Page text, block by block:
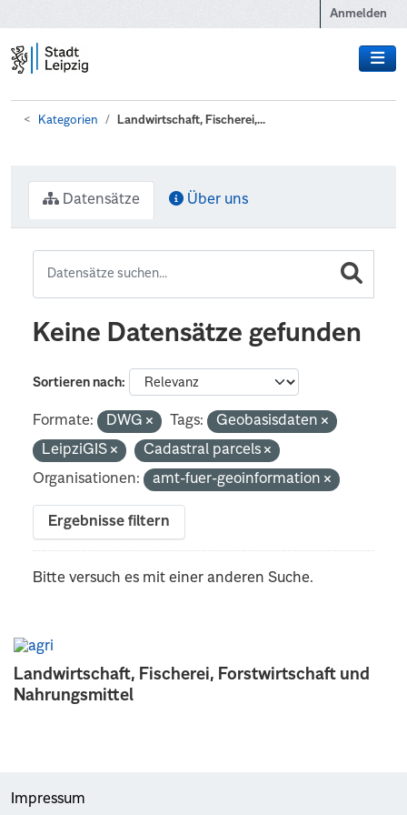
Anmelden
Kategorien Landwirtschaft, Fischerei,...
Landwirtschaft, Fischerei, Forstwirtschaft und
Nahrungsmittel
Datensätze Über uns
Keine Datensätze gefunden
Sortieren nach
Formate: DWG Tags:
Geobasisdaten
LeipziGIS
Cadastral parcels
Organisationen:
amt-fuer-geoinformation
Ergebnisse filtern
Bitte versuch es mit einer anderen Suche.
Impressum